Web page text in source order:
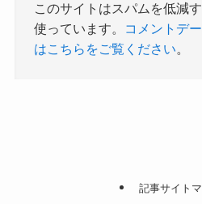
このサイトはスパムを低減
使っています。
コメントデ
はこちらをご覧ください。
記事サイト